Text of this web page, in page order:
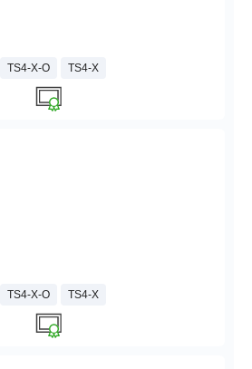
TS4-X-O TS4-X
TS4-X-O TS4-X